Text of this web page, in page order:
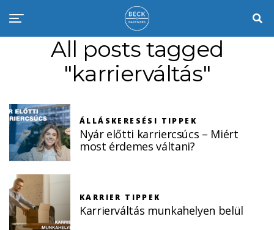
All posts tagged
"karrierváltás"
ÁLLÁSKERESÉSI TIPPEK
Nyár előtti karriercsúcs – Miért
most érdemes váltani?
KARRIER TIPPEK
Karrierváltás munkahelyen belül